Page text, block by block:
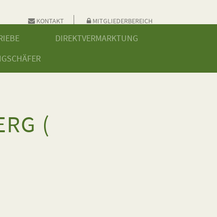
KONTAKT MITGLIEDERBEREICH
DIREKTVERMARKTUNG
(